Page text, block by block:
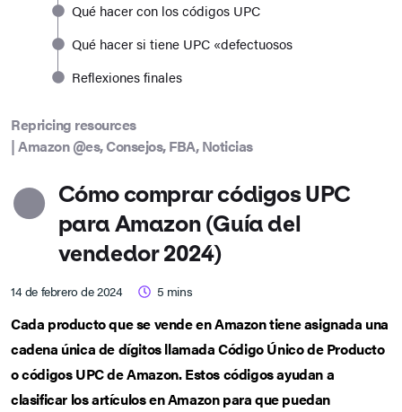
Qué hacer con los códigos UPC
Qué hacer si tiene UPC «defectuosos
Reflexiones finales
Repricing resources
|Amazon @es,Consejos,FBA,Noticias
Cómo comprar códigos UPC
para Amazon (Guía del
vendedor 2024)
14 de febrero de 2024 5 mins
Cada producto que se vende en Amazon tiene asignada una
cadena única de dígitos llamada Código Único de Producto
o códigos UPC de Amazon. Estos códigos ayudan a
clasificar los artículos en Amazon para que puedan